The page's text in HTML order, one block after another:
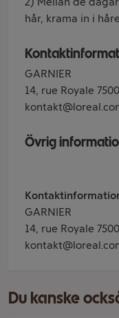
hår, krama in i
GARNIER
14, rue Royale
Övrig
GARNIER
14, rue Royale
Du kanske